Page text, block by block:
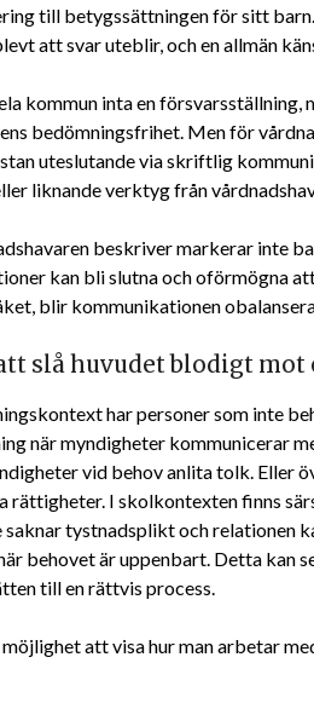
till betygssättningen för sitt
att svar uteblir, och en allmän
kommun inta en försvarsställning,
bedömningsfrihet. Men för
uteslutande via skriftlig
liknande verktyg från
beskriver markerar inte
kan bli slutna och oförmögna
blir kommunikationen
slå huvudet blodigt mot
har personer som inte
när myndigheter kommunicerar
vid behov anlita tolk. Eller
rättigheter. I skolkontexten finns
tystnadsplikt och relationen
behovet är uppenbart. Detta kan
till en rättvis process.
möjlighet att visa hur man arbetar